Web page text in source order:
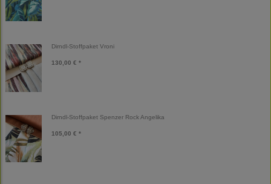
Dirndl-Stoffpaket Vroni
130,00 € *
Dirndl-Stoffpaket Spenzer Rock Angelika
105,00 € *